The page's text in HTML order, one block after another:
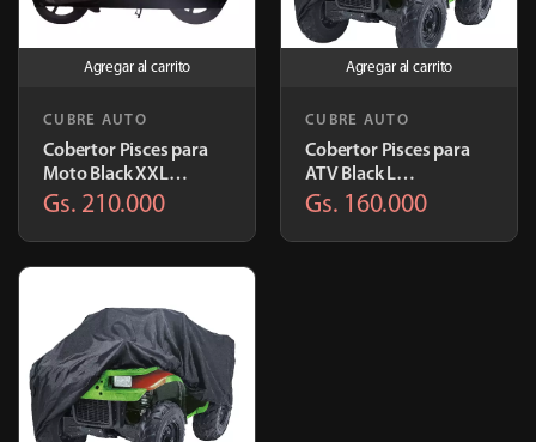
Agregar al carrito
CUBRE AUTO
Cobertor Pisces para
Moto Black XXL
2.54x1.09x129m |
Gs. 210.000
Agregar al carrito
CUBRE AUTO
Cobertor Pisces para
ATV Black L
2.00x0x1.60m | TP009
Gs. 160.000